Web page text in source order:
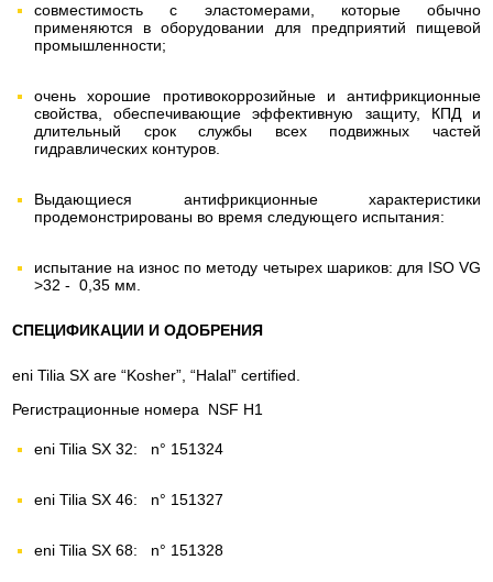
совместимость с эластомерами, которые обычно
применяются в оборудовании для предприятий пищевой
промышленности;
очень хорошие противокоррозийные и антифрикционные
свойства, обеспечивающие эффективную защиту, КПД и
длительный срок службы всех подвижных частей
гидравлических контуров.
Выдающиеся антифрикционные характеристики
продемонстрированы во время следующего испытания:
испытание на износ по методу четырех шариков: для ISO VG
>32 - 0,35 мм.
СПЕЦИФИКАЦИИ И ОДОБРЕНИЯ
eni Tilia SX are “Kosher”, “Halal” certified.
Регистрационные номера NSF H1
eni Tilia SX 32: n° 151324
eni Tilia SX 46: n° 151327
eni Tilia SX 68: n° 151328